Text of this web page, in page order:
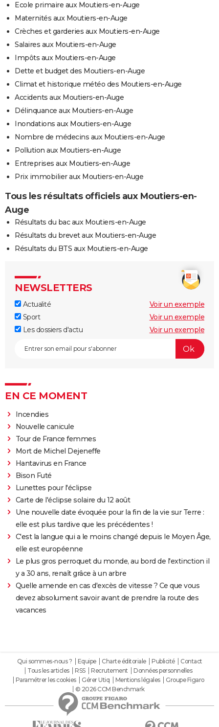
Ecole primaire aux Moutiers-en-Auge
Maternités aux Moutiers-en-Auge
Crèches et garderies aux Moutiers-en-Auge
Salaires aux Moutiers-en-Auge
Impôts aux Moutiers-en-Auge
Dette et budget des Moutiers-en-Auge
Climat et historique météo des Moutiers-en-Auge
Accidents aux Moutiers-en-Auge
Délinquance aux Moutiers-en-Auge
Inondations aux Moutiers-en-Auge
Nombre de médecins aux Moutiers-en-Auge
Pollution aux Moutiers-en-Auge
Entreprises aux Moutiers-en-Auge
Prix immobilier aux Moutiers-en-Auge
Tous les résultats officiels aux Moutiers-en-
Auge
Résultats du bac aux Moutiers-en-Auge
Résultats du brevet aux Moutiers-en-Auge
Résultats du BTS aux Moutiers-en-Auge
NEWSLETTERS
Actualité
Voir un exemple
Sport
Voir un exemple
Les dossiers d'actu
Voir un exemple
EN CE MOMENT
Incendies
Nouvelle canicule
Tour de France femmes
Mort de Michel Dejeneffe
Hantavirus en France
Bison Futé
Lunettes pour l'éclipse
Carte de l'éclipse solaire du 12 août
Une nouvelle date évoquée pour la fin de la vie sur Terre :
elle est plus tardive que les précédentes !
C'est la langue qui a le moins changé depuis le Moyen Âge,
elle est européenne
Le plus gros perroquet du monde, au bord de l'extinction il
y a 30 ans, renaît grâce à un arbre
Quelle amende en cas d'excès de vitesse ? Ce que vous
devez absolument savoir avant de prendre la route des
vacances
Qui sommes-nous ? Equipe Charte éditoriale Publicité
Contact
Tous les articles
RSS Recrutement
Données personnelles
Paramétrer les cookies
Gérer Utiq Mentions légales
Groupe Figaro
© 2026 CCM Benchmark